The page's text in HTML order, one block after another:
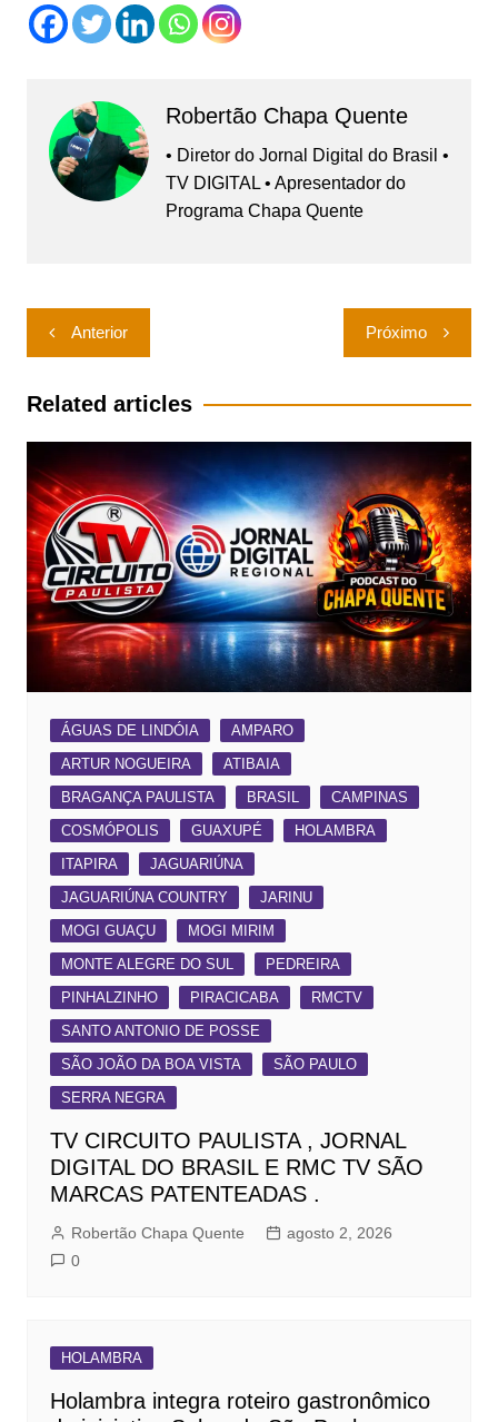
Robertão Chapa Quente
• Diretor do Jornal Digital do Brasil •
TV DIGITAL • Apresentador do
Programa Chapa Quente
Navegação
de
Post
Anterior Próximo
Related articles
ÁGUAS DE LINDÓIA
AMPARO
ARTUR NOGUEIRA
ATIBAIA
BRAGANÇA PAULISTA
BRASIL
CAMPINAS
COSMÓPOLIS
GUAXUPÉ
HOLAMBRA
ITAPIRA
JAGUARIÚNA
JAGUARIÚNA COUNTRY
JARINU
MOGI GUAÇU
MOGI MIRIM
MONTE ALEGRE DO SUL
PEDREIRA
PINHALZINHO
PIRACICABA
RMCTV
SANTO ANTONIO DE POSSE
SÃO JOÃO DA BOA VISTA
SÃO PAULO
SERRA NEGRA
TV CIRCUITO PAULISTA , JORNAL
DIGITAL DO BRASIL E RMC TV SÃO
MARCAS PATENTEADAS .
Robertão Chapa Quente
agosto 2, 2026
0
HOLAMBRA
Holambra integra roteiro gastronômico